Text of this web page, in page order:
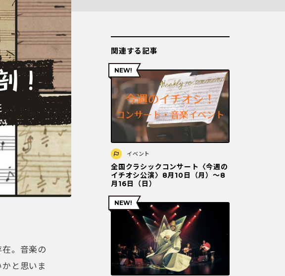
。音楽の
と思いま
関連する記事
イベント
全国クラシックコンサート〈今週の
イチオシ公演〉8月10日（月）～8
月16日（日）